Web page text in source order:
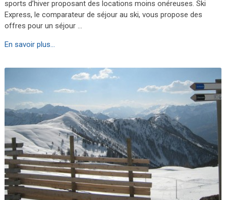
sports d’hiver proposant des locations moins onéreuses. Ski
Express, le comparateur de séjour au ski, vous propose des
offres pour un séjour …
En savoir plus...